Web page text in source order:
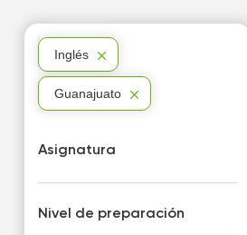
Inglés
Guanajuato
Asignatura
Nivel de preparación